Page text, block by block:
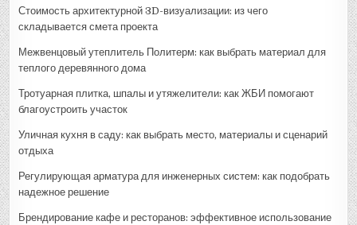
Стоимость архитектурной 3D-визуализации: из чего
складывается смета проекта
Межвенцовый утеплитель Политерм: как выбрать материал для
теплого деревянного дома
Тротуарная плитка, шпалы и утяжелители: как ЖБИ помогают
благоустроить участок
Уличная кухня в саду: как выбрать место, материалы и сценарий
отдыха
Регулирующая арматура для инженерных систем: как подобрать
надежное решение
Брендирование кафе и ресторанов: эффективное использование